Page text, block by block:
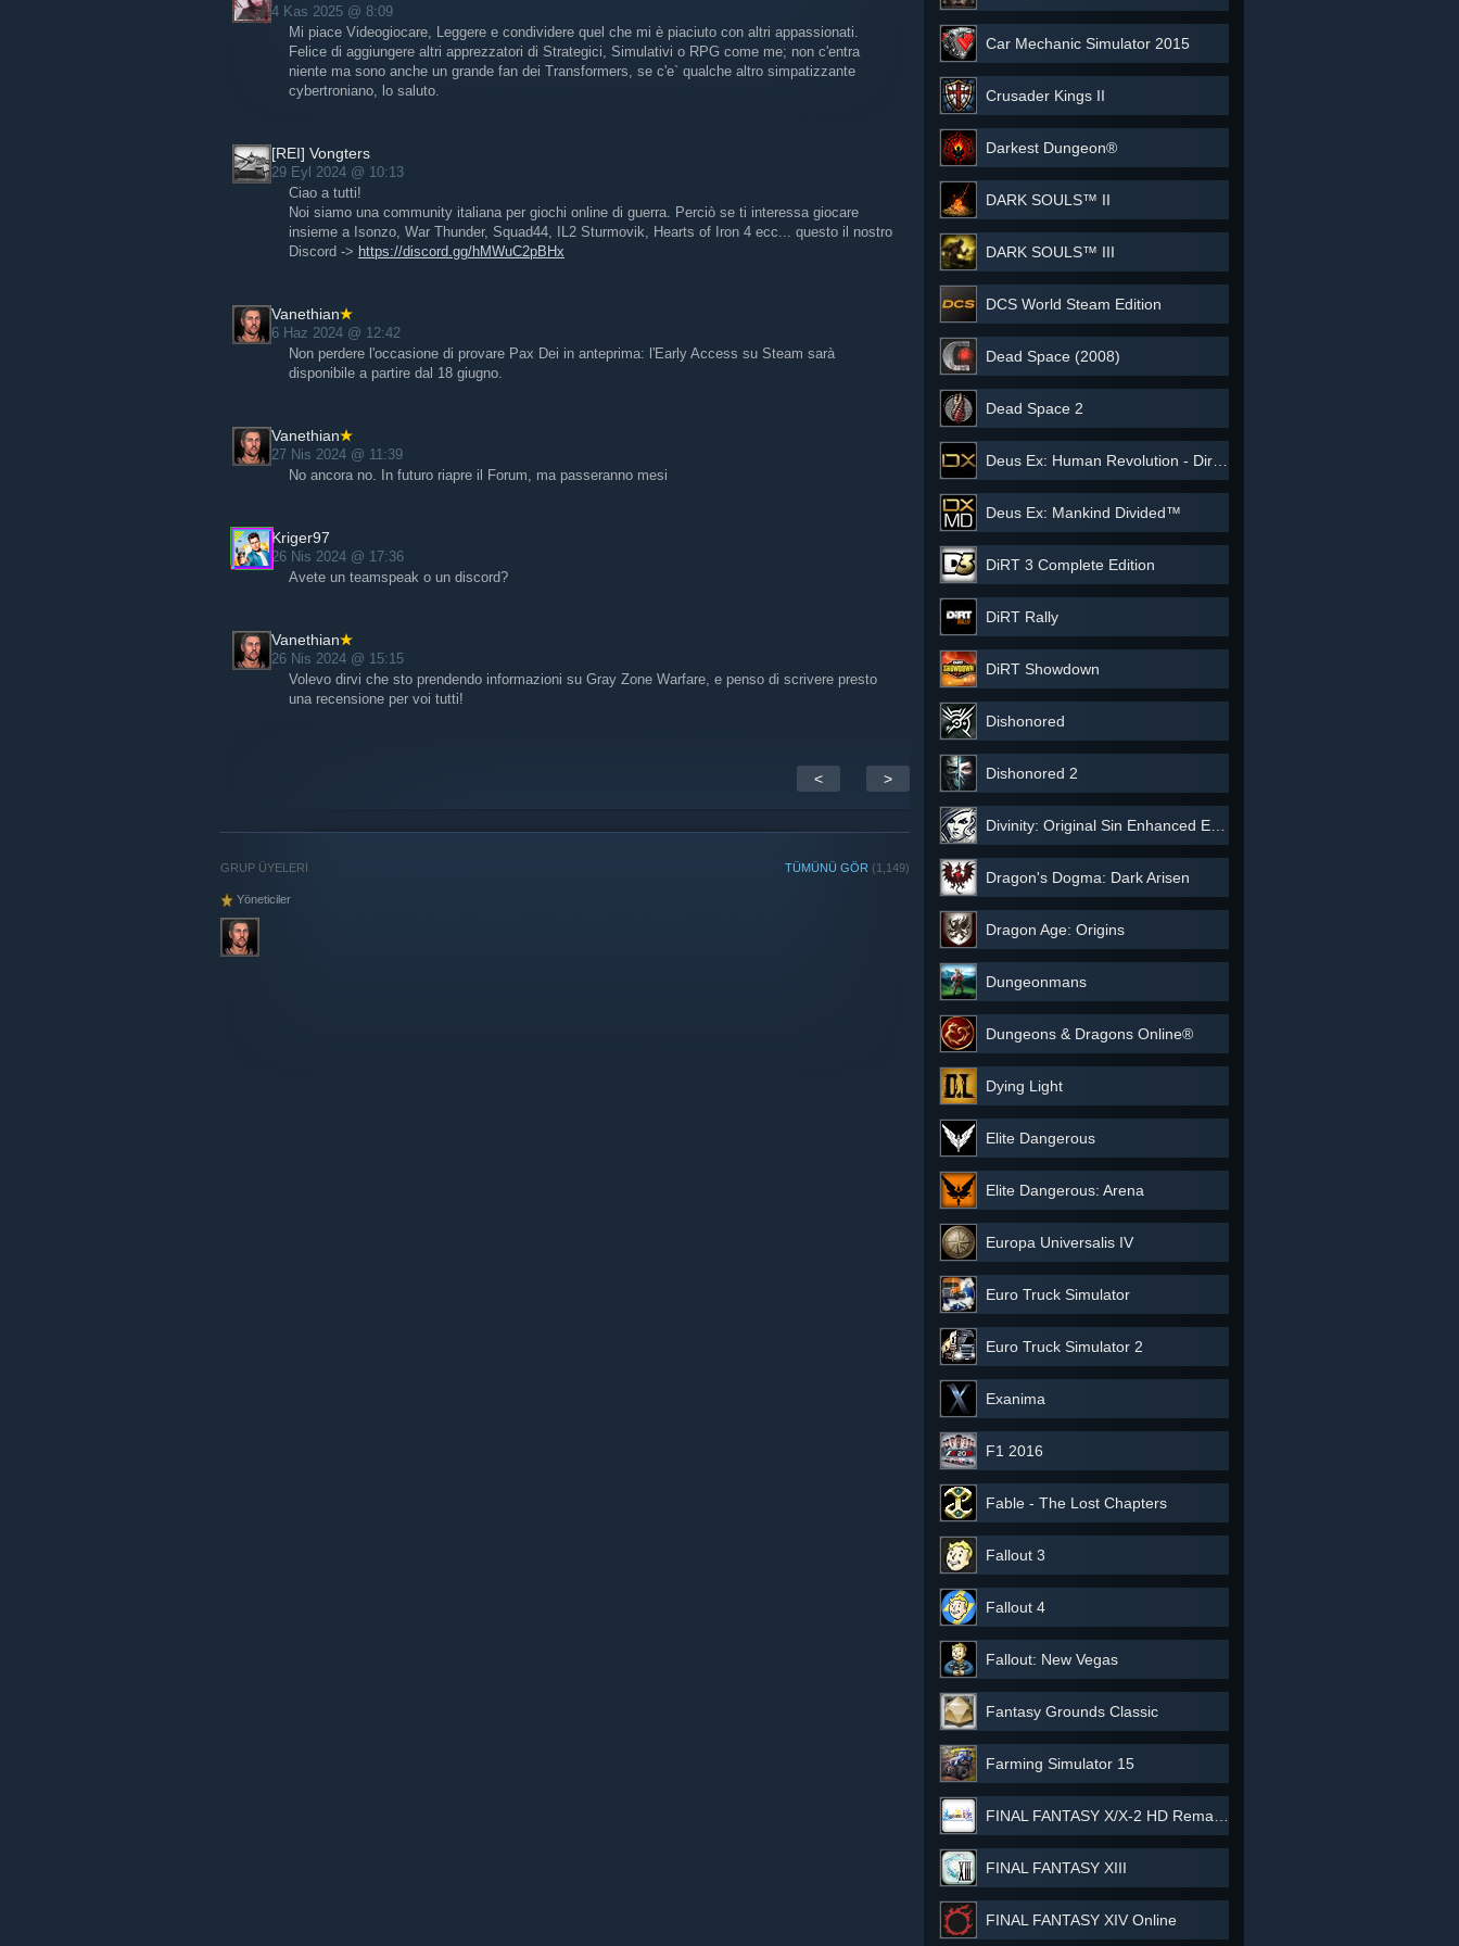
4 Kas 2025 @ 8:09
Mi piace Videogiocare, Leggere e condividere quel che mi è piaciuto con altri appassionati.
Felice di aggiungere altri apprezzatori di Strategici, Simulativi o RPG come me; non c'entra
niente ma sono anche un grande fan dei Transformers, se c'e` qualche altro simpatizzante
cybertroniano, lo saluto.
[REI] Vongters
29 Eyl 2024 @ 10:13
Ciao a tutti!
Noi siamo una community italiana per giochi online di guerra. Perciò se ti interessa giocare
insieme a Isonzo, War Thunder, Squad44, IL2 Sturmovik, Hearts of Iron 4 ecc... questo il nostro
Discord -> https://discord.gg/hMWuC2pBHx
Vanethian
6 Haz 2024 @ 12:42
Non perdere l'occasione di provare Pax Dei in anteprima: l'Early Access su Steam sarà
disponibile a partire dal 18 giugno.
Vanethian
27 Nis 2024 @ 11:39
No ancora no. In futuro riapre il Forum, ma passeranno mesi
Kriger97
26 Nis 2024 @ 17:36
Avete un teamspeak o un discord?
Vanethian
26 Nis 2024 @ 15:15
Volevo dirvi che sto prendendo informazioni su Gray Zone Warfare, e penso di scrivere presto
una recensione per voi tutti!
< >
TÜMÜNÜ GÖR (1,149)
GRUP ÜYELERİ
Yöneticiler
Car Mechanic Simulator 2015
Crusader Kings II
Darkest Dungeon®
DARK SOULS™ II
DARK SOULS™ III
DCS World Steam Edition
Dead Space (2008)
Dead Space 2
Deus Ex: Human Revolution - Director's Cut
Deus Ex: Mankind Divided™
DiRT 3 Complete Edition
DiRT Rally
DiRT Showdown
Dishonored
Dishonored 2
Divinity: Original Sin Enhanced Edition
Dragon's Dogma: Dark Arisen
Dragon Age: Origins
Dungeonmans
Dungeons & Dragons Online®
Dying Light
Elite Dangerous
Elite Dangerous: Arena
Europa Universalis IV
Euro Truck Simulator
Euro Truck Simulator 2
Exanima
F1 2016
Fable - The Lost Chapters
Fallout 3
Fallout 4
Fallout: New Vegas
Fantasy Grounds Classic
Farming Simulator 15
FINAL FANTASY X/X-2 HD Remaster
FINAL FANTASY XIII
FINAL FANTASY XIV Online